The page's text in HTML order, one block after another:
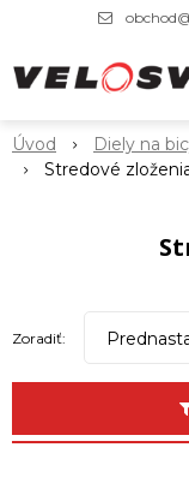
Úvod Diely na
Stredové
Zoradiť: